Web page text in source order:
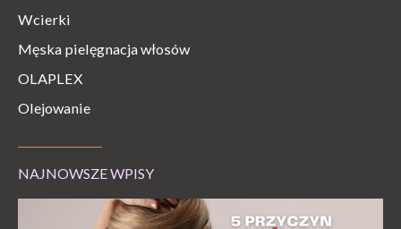
Wcierki
Męska pielęgnacja włosów
OLAPLEX
Olejowanie
NAJNOWSZE WPISY